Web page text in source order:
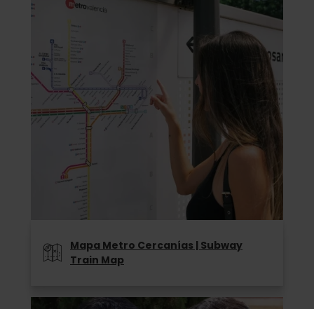
Mapa Metro Cercanías | Subway
Train Map